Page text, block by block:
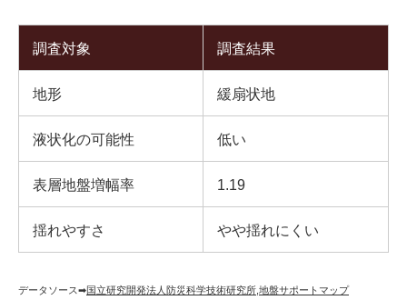
調査対象 調査結果
地形 緩扇状地
液状化の可能性 低い
表層地盤増幅率 1.19
揺れやすさ やや揺れにくい
データソース➡︎国立研究開発法人防災科学技術研究所 地盤サポートマップ